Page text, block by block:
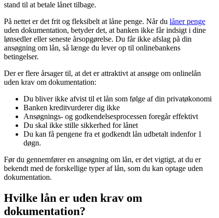
stand til at betale lånet tilbage.
På nettet er det frit og fleksibelt at låne penge. Når du låner penge
uden dokumentation, betyder det, at banken ikke får indsigt i dine
lønsedler eller seneste årsopgørelse. Du får ikke afslag på din
ansøgning om lån, så længe du lever op til onlinebankens
betingelser.
Der er flere årsager til, at det er attraktivt at ansøge om onlinelån
uden krav om dokumentation:
Du bliver ikke afvist til et lån som følge af din privatøkonomi
Banken kreditvurderer dig ikke
Ansøgnings- og godkendelsesprocessen foregår effektivt
Du skal ikke stille sikkerhed for lånet
Du kan få pengene fra et godkendt lån udbetalt indenfor 1
døgn.
Før du gennemfører en ansøgning om lån, er det vigtigt, at du er
bekendt med de forskellige typer af lån, som du kan optage uden
dokumentation.
Hvilke lån er uden krav om
dokumentation?